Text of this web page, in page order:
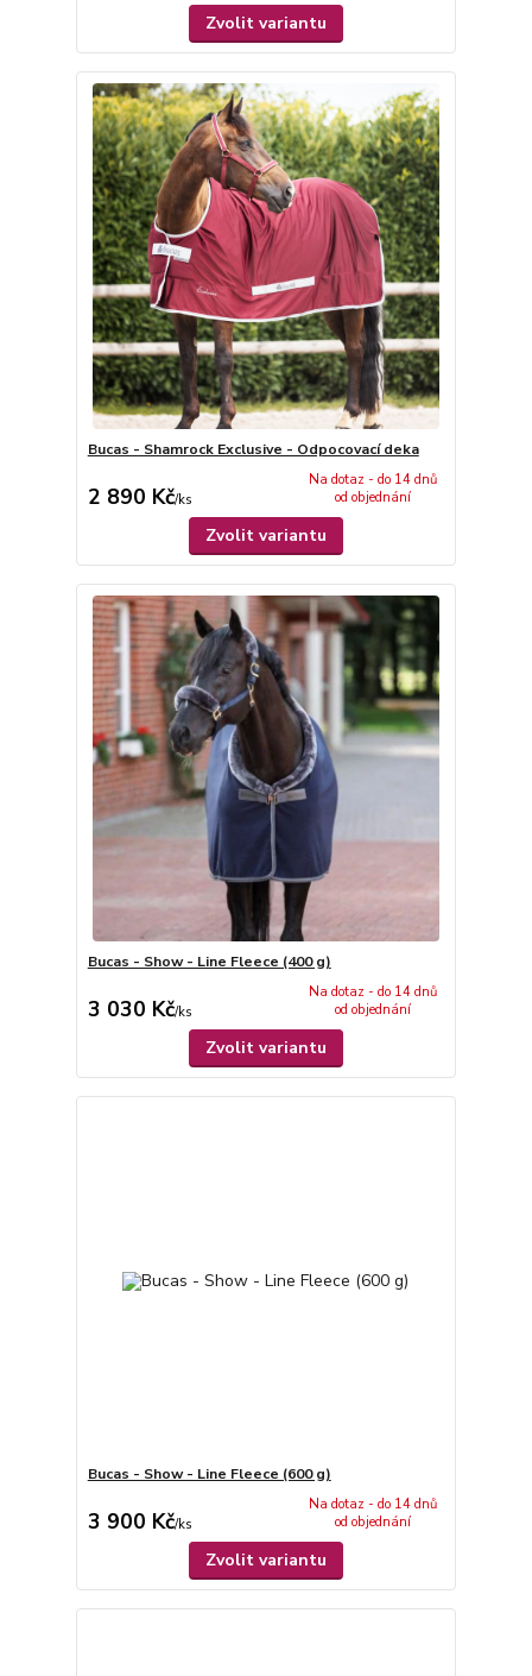
Zvolit variantu
Bucas - Shamrock Exclusive - Odpocovací deka
2 890 Kč/ks
Na dotaz - do 14 dnů
od objednání
Zvolit variantu
Bucas - Show - Line Fleece (400 g)
3 030 Kč/ks
Na dotaz - do 14 dnů
od objednání
Zvolit variantu
Bucas - Show - Line Fleece (600 g)
3 900 Kč/ks
Na dotaz - do 14 dnů
od objednání
Zvolit variantu